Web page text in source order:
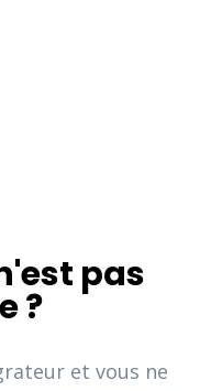
pas
?
et vous ne